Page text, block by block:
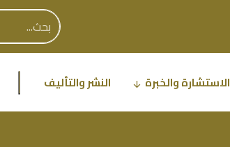
الاستشارة والخبرة النشر والتأليف